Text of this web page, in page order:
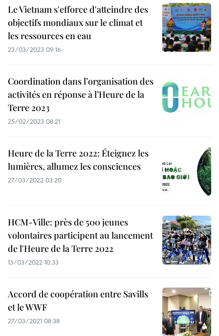
Le Vietnam s'efforce d'atteindre des
objectifs mondiaux sur le climat et
les ressources en eau
23/03/2023 09:16
Coordination dans l’organisation des
activités en réponse à l’Heure de la
Terre 2023
25/02/2023 08:21
Heure de la Terre 2022: Éteignez les
lumières, allumez les consciences
27/03/2022 03:20
HCM-Ville: près de 500 jeunes
volontaires participent au lancement
de l'Heure de la Terre 2022
13/03/2022 10:33
Accord de coopération entre Savills
et le WWF
27/03/2021 08:38